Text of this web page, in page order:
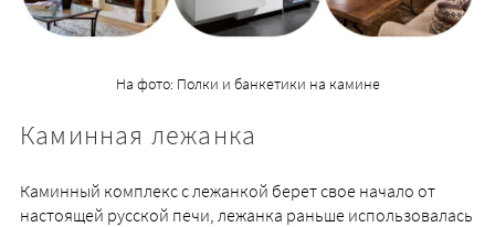
На фото: Полки и банкетики на камине
Каминная лежанка
Каминный комплекс с лежанкой берет свое начало от
настоящей русской печи, лежанка раньше использовалась